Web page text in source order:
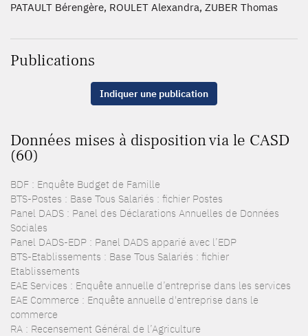
PATAULT Bérengère, ROULET Alexandra, ZUBER Thomas
Publications
Indiquer une publication
Données mises à disposition via le CASD
(60)
BDF : Enquête Budget de Famille
BTS-Postes : Base Tous Salariés : fichier Postes
Panel DADS : Panel des Déclarations Annuelles de Données
Sociales
Panel DADS-EDP : Panel DADS apparié avec l’EDP
BTS-Etablissements : Base Tous Salariés : fichier
Etablissements
EAE Services : Enquête annuelle d’entreprise dans les services
EAE Commerce : Enquête annuelle d'entreprise dans le
commerce
RA : Recensement Général de l’Agriculture